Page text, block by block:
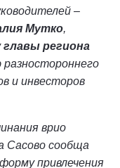
–
Мутко,
главы региона
разностороннего
и инвесторов
врио
Сасово сообща
привлечения